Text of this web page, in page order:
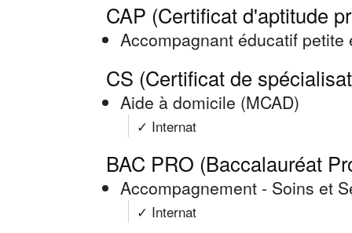
CAP (Certificat d'aptitude
Accompagnant éducatif petite
CS (Certificat de
Aide à domicile (MCAD)
✓ Internat
BAC PRO (Baccalauréat
Accompagnement - Soins et
✓ Internat